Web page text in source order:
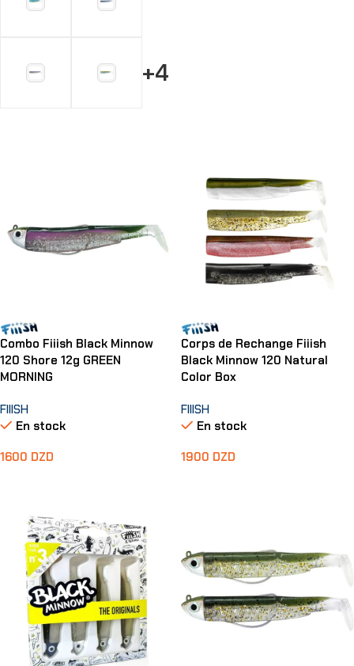
+4
Combo Fiiish Black Minnow
120 Shore 12g GREEN
MORNING
FIIISH
En stock
1600 DZD
Corps de Rechange Fiiish
Black Minnow 120 Natural
Color Box
FIIISH
En stock
1900 DZD